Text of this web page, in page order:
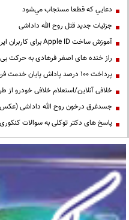
دعايي كه قطعا مستجاب مي‌شود
جزئیات جدید قتل روح الله داداشی
آموزش ساخت Apple ID برای کاربران ایرانی
راز خنده های اصغر فرهادی به حرکت
پرداخت ۱۰۰ درصد پاداش پایان خدمت فرهنگیان
خلافی آنلاین/استعلام خلافی خودرو از
جسدغرق درخون روح الله داداشی
پاسخ های دکتر توکلی به سوالات